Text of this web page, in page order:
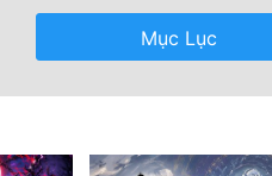
Mục Lục